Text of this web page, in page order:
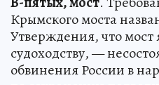
Крымского моста
Утверждения, что
судоходству, —
обвинения России в